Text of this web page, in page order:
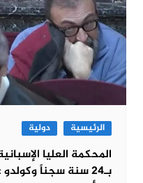
الرئيسية دولية
المحكمة العليا